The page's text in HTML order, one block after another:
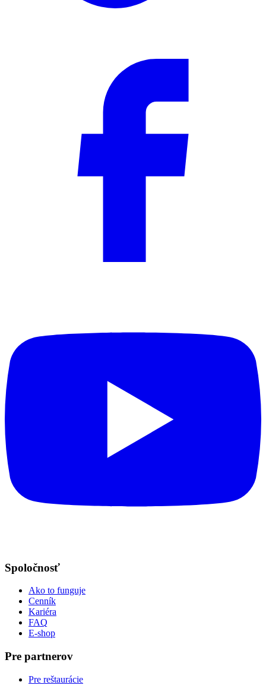
Spoločnosť
Ako to funguje
Cenník
Kariéra
FAQ
E-shop
Pre partnerov
Pre reštaurácie